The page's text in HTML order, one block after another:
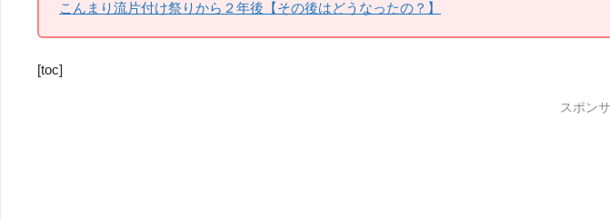
こんまり流片付け祭りから２年後【その後はどうなったの？】
[toc]
スポン